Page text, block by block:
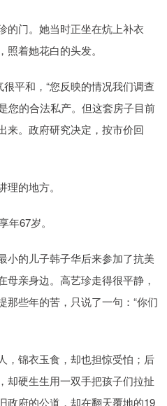
的门。她当时正坐在炕上补衣
着她花白的头发。
平和，“您反映的情况我们调查
您的合法私产。但这套房子目前
来。政府研究决定，按市价回
的地方。
年67岁。
小的儿子韩子华后来参加了抗美
亲身边。高艺珍走得很平静，
那些年的苦，只说了一句：“你们
，锦衣玉食，却也担惊受怕；后
却硬生生用一双手把孩子们拉扯
政府的公道，却在翻天覆地的19